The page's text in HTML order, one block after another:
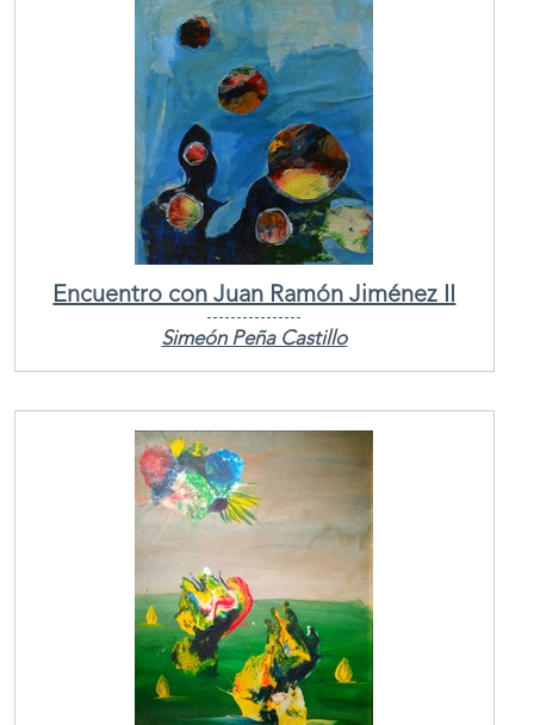
Encuentro con Juan Ramón Jiménez II
Simeón Peña Castillo